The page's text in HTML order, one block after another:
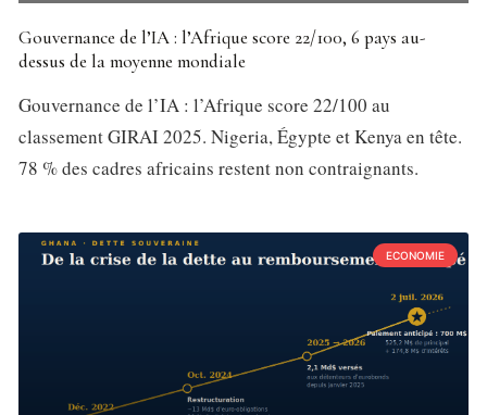
Gouvernance de l’IA : l’Afrique score 22/100, 6 pays au-
dessus de la moyenne mondiale
Gouvernance de l’IA : l’Afrique score 22/100 au
classement GIRAI 2025. Nigeria, Égypte et Kenya en tête.
78 % des cadres africains restent non contraignants.
ECONOMIE